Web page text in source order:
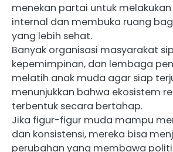
menekan partai untuk
internal dan membuka ruang
yang lebih sehat.
Banyak organisasi masyarakat
kepemimpinan, dan lembaga
melatih anak muda agar siap
menunjukkan bahwa ekosistem
terbentuk secara bertahap.
Jika figur-figur muda mampu
dan konsistensi, mereka bisa
perubahan yang membawa